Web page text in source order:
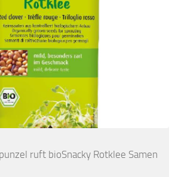
ruft bioSnacky Rotklee Samen